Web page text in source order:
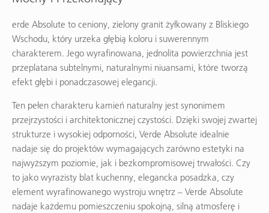
erde Absolute to ceniony, zielony granit żyłkowany z Bliskiego
Wschodu, który urzeka głębią koloru i suwerennym
charakterem. Jego wyrafinowana, jednolita powierzchnia jest
przeplatana subtelnymi, naturalnymi niuansami, które tworzą
efekt głębi i ponadczasowej elegancji.
Ten pełen charakteru kamień naturalny jest synonimem
przejrzystości i architektonicznej czystości. Dzięki swojej zwartej
strukturze i wysokiej odporności, Verde Absolute idealnie
nadaje się do projektów wymagających zarówno estetyki na
najwyższym poziomie, jak i bezkompromisowej trwałości. Czy
to jako wyrazisty blat kuchenny, elegancka posadzka, czy
element wyrafinowanego wystroju wnętrz – Verde Absolute
nadaje każdemu pomieszczeniu spokojną, silną atmosferę i